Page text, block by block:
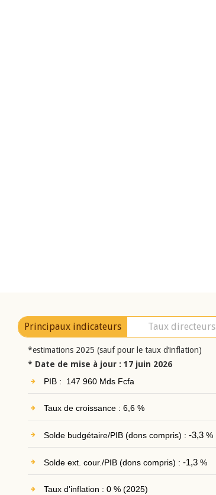
Principaux indicateurs Taux directeurs
*estimations 2025 (sauf pour le taux d’inflation)
* Date de mise à jour : 17 juin 2026
PIB : 147 960 Mds Fcfa
Taux de croissance : 6,6 %
Solde budgétaire/PIB (dons compris) : -3,3%
Solde ext. cour./PIB (dons compris) : -1,3%
Taux d'inflation : 0 % (2025)